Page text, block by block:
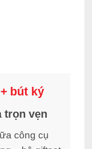
bút ký
trọn vẹn
công cụ